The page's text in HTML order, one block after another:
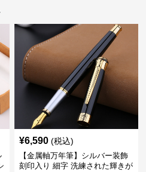
¥6,590 (税込)
【金属軸万年筆】シルバー装飾
刻印入り 細字 洗練された輝きが